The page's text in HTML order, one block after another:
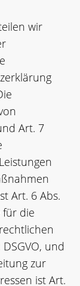
wir
Art. 7
Art. 6 Abs.
für die
und
zur
ist Art.